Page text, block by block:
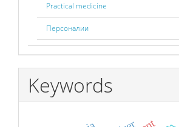
Practical medicine
Персоналии
Keywords